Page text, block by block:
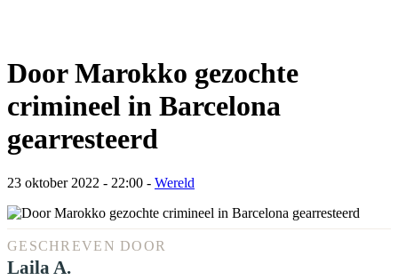
Door Marokko gezochte
crimineel in Barcelona
gearresteerd
23 oktober 2022 - 22:00 - Wereld
GESCHREVEN DOOR
Laila A.